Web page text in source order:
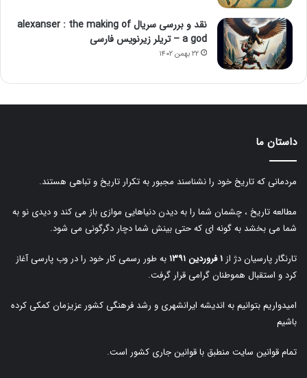
نقد و بررسی سریال alexanser : the making of
a god – تریلر زیرنویس فارسی
۲۲ بهمن ۱۴۰۲
داستان ما
مردمانی که تاریخ خود را نشناسند مجبور به تکرار تاریخ و تباهی هستند.
مطالعه تاریخ ، چشمان شما را به دیدن دنیاهایی موازی باز می کند و دیدی نو به
شما می بخشد به گونه ای که حتی بینش شما دچار دگرگونی می شود.
تارنگار پارسیان دژ از ۱ فروردین ۱۳۹۱
به طور رسمی کار خود را در وب پارسی آغاز
کرد و استقبال هموطنان گرامی قرار گرفت.
امیدواریم بتوانیم به اندیشه ایرانشهری و رشد فرهنگی کشور عزیزمان کمکی کرده
باشیم
تمام قوانین سایت منطبق با قوانین جاری کشور است.